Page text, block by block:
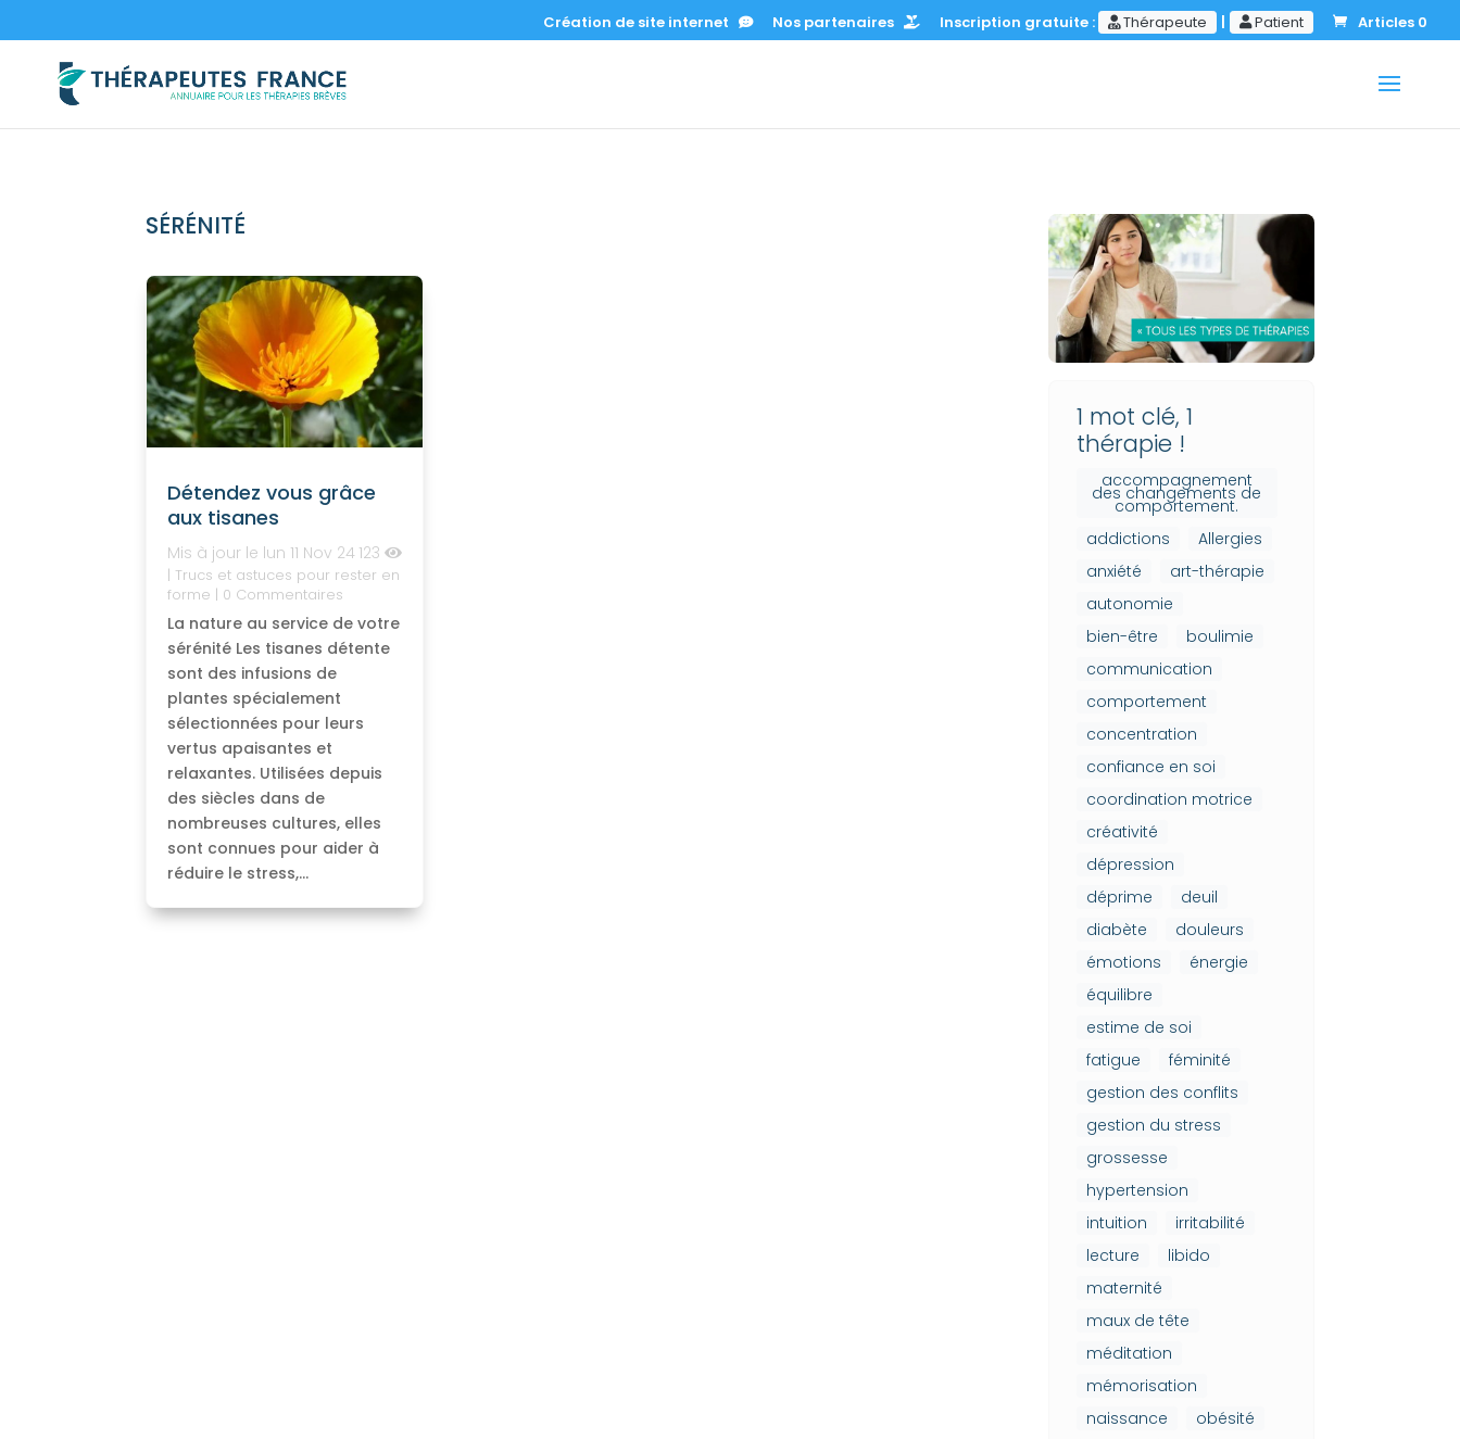
Création de site internet Nos partenaires Inscription gratuite : Thérapeute | Patient Articles 0
SÉRÉNITÉ
Détendez vous grâce
aux tisanes
Mis à jour le lun 11 Nov 24 123
| Trucs et astuces pour rester en
forme | 0 Commentaires
La nature au service de votre
sérénité Les tisanes détente
sont des infusions de
plantes spécialement
sélectionnées pour leurs
vertus apaisantes et
relaxantes. Utilisées depuis
des siècles dans de
nombreuses cultures, elles
sont connues pour aider à
réduire le stress,...
1 mot clé, 1
thérapie !
accompagnement
des changements de
comportement.
addictions
Allergies
anxiété
art-thérapie
autonomie
bien-être
boulimie
communication
comportement
concentration
confiance en soi
coordination motrice
créativité
dépression
déprime
deuil
diabète
douleurs
émotions
énergie
équilibre
estime de soi
fatigue
féminité
gestion des conflits
gestion du stress
grossesse
hypertension
intuition
irritabilité
lecture
libido
maternité
maux de tête
méditation
mémorisation
naissance
obésité